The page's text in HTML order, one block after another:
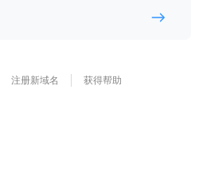
注册新域名 获得帮助